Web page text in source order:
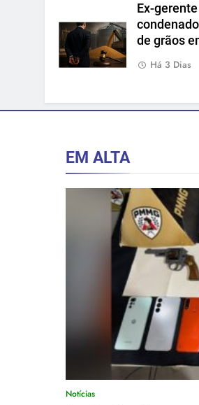
Ex-
de grãos
Há 3 Dias
EM ALTA
Notícias